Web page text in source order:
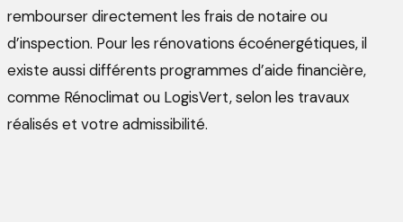
rembourser directement les frais de notaire ou
d’inspection. Pour les rénovations écoénergétiques, il
existe aussi différents programmes d’aide financière,
comme Rénoclimat ou LogisVert, selon les travaux
réalisés et votre admissibilité.